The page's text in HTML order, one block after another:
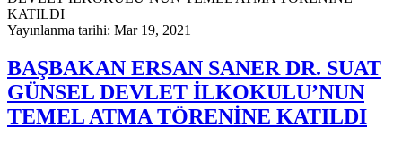
Yayınlanma tarihi: Mar 19, 2021
BAŞBAKAN ERSAN SANER DR. SUAT
GÜNSEL DEVLET İLKOKULU’NUN
TEMEL ATMA TÖRENİNE KATILDI